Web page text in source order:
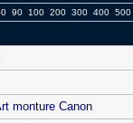
90 100 200 300 400 500
monture Canon